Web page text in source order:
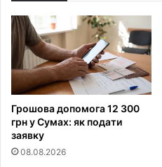
Грошова допомога 12 300
грн у Сумах: як подати
заявку
08.08.2026